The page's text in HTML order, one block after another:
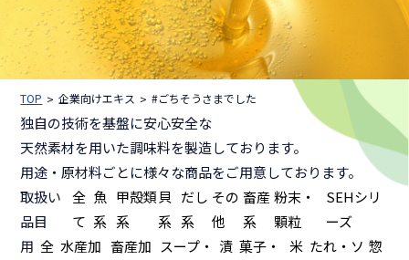
TOP 企業向けエキス #ごちそうさまでした
独自の技術を基盤に安心安全な
天然素材を用いた調味料を製造しております。
用途・原材料ごとに様々な商品をご用意しております。
取扱い
品目
全
て
魚
系
甲殻類
系
貝
系
だし
系
その
他
畜産
系
粉末・
顆粒
SEHシリ
ーズ
用 全 水産加 畜産加 スープ・
漬 菓子・
米 たれ・ソ 惣